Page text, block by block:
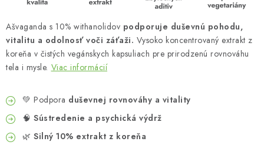
Ašvaganda s 10% withanolidov podporuje duševnú pohodu,
vitalitu a odolnosť voči záťaži. Vysoko koncentrovaný extrakt z
koreňa v čistých vegánskych kapsuliach pre prirodzenú rovnováhu
tela i mysle. Viac informácií
💚 Podpora duševnej rovnováhy a vitality
🧠 Sústredenie a psychická výdrž
🌿 Silný 10% extrakt z koreňa